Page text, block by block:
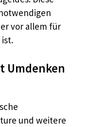
vor allem für
Umdenken
und weitere